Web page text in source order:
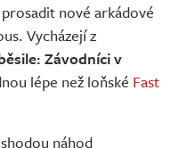
nové arkádové
Vycházejí z
Závodníci v
lépe než loňské Fast
náhod